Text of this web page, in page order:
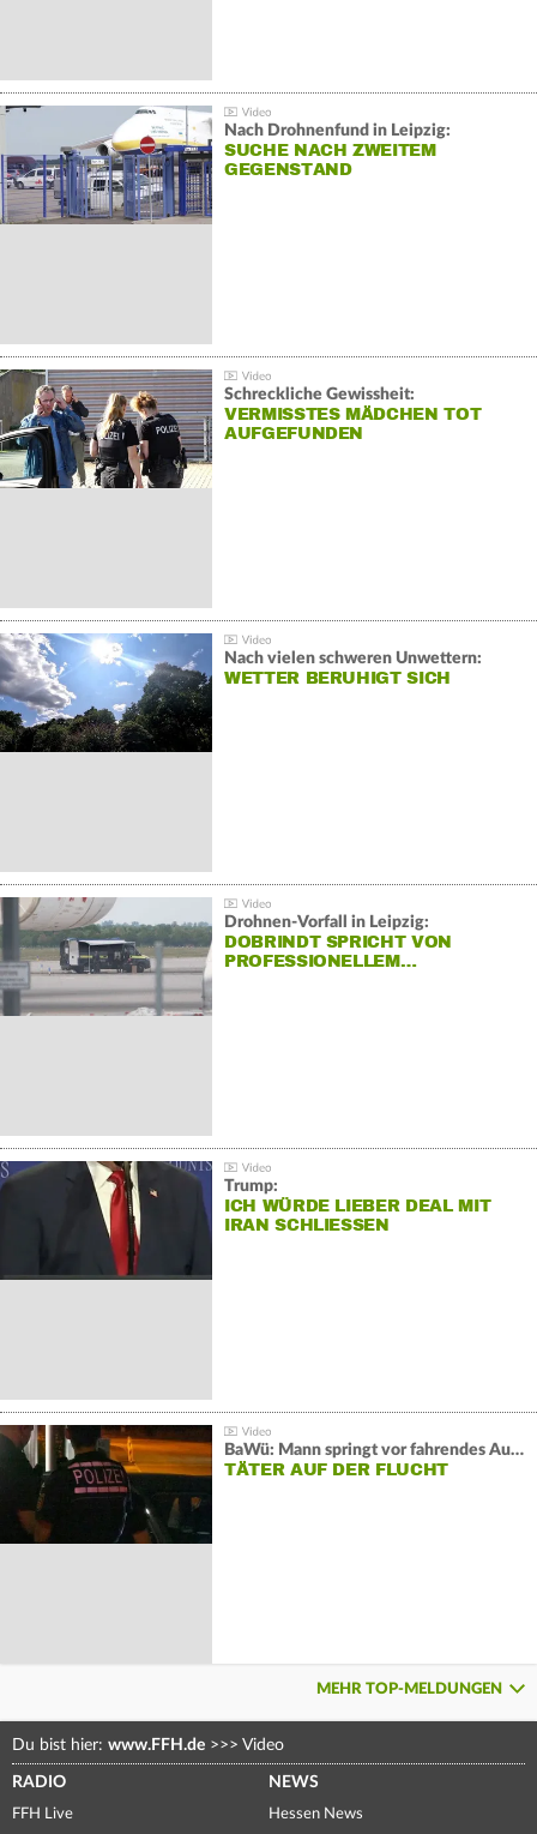
Nach Drohnenfund in Leipzig:
SUCHE NACH ZWEITEM
GEGENSTAND
Schreckliche Gewissheit:
VERMISSTES MÄDCHEN TOT
AUFGEFUNDEN
Nach vielen schweren Unwettern:
WETTER BERUHIGT SICH
Drohnen-Vorfall in Leipzig:
DOBRINDT SPRICHT VON
PROFESSIONELLEM…
Trump:
ICH WÜRDE LIEBER DEAL MIT
IRAN SCHLIESSEN
BaWü: Mann springt vor fahrendes Auto und schießt
TÄTER AUF DER FLUCHT
MEHR TOP-MELDUNGEN
Du bist hier: www.FFH.de >>> Video
RADIO
FFH Live
NEWS
Hessen News